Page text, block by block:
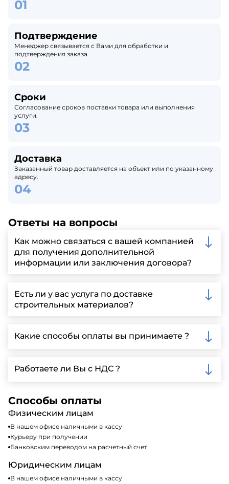
Подтверждение
Менеджер связывается с Вами для обработки и
подтверждения заказа.
Сроки
Согласование сроков поставки товара или выполнения
услуги.
Доставка
Заказанный товар доставляется на объект или по указанному
адресу.
Ответы на вопросы
Как можно связаться с вашей компанией
для получения дополнительной
информации или заключения договора?
запрос через нашу официальную почту или
заполнить форму на нашем сайте для более
детальной информации и организации встречи.
Есть ли у вас услуга по доставке
строительных материалов?
Ленинградской области, у нас собственный
автопарк, для обеспечения быстрой и надежной
Какие способы оплаты вы принимаете ?
включая наличные, банковские переводы,
кредитные карты. Подробную информацию о
Работаете ли Вы с НДС ?
налогообложения, т.е с НДС 20%
Способы оплаты
Физическим лицам
В нашем офисе наличными в кассу
Курьеру при получении
Банковским переводом на расчетный счет
Юридическим лицам
В нашем офисе наличными в кассу